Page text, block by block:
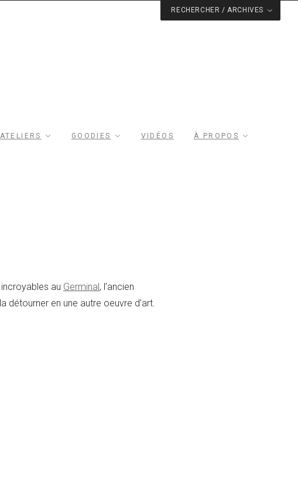
RECHERCHER / ARCHIVES
ATELIERS GOODIES VIDÉOS
À PROPOS
au Germinal, l’ancien
détourner en une autre oeuvre d’art.